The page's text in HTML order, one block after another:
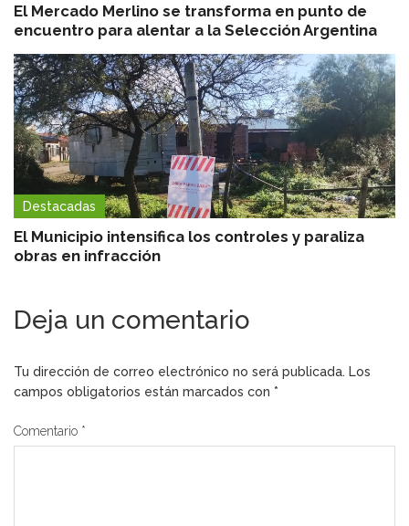
El Mercado Merlino se transforma en punto de
encuentro para alentar a la Selección Argentina
Destacadas
El Municipio intensifica los controles y paraliza
obras en infracción
Deja un comentario
Tu dirección de correo electrónico no será publicada. Los
campos obligatorios están marcados con *
Comentario *